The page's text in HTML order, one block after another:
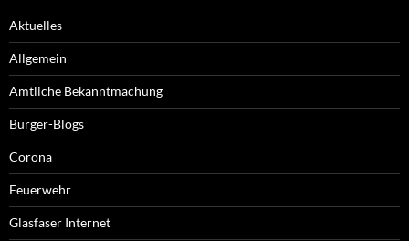
Aktuelles
Allgemein
Amtliche Bekanntmachung
Bürger-Blogs
Corona
Feuerwehr
Glasfaser Internet